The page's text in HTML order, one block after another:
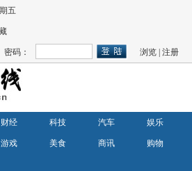
五
密码： 浏览 |注册
财经 科技 汽车 娱乐
游戏 美食 商讯 购物